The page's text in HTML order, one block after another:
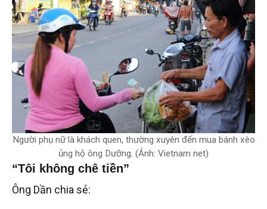
Người phụ nữ là khách quen, thường xuyên đến mua bánh xèo
ủng hộ ông Dưỡng. (Ảnh: Vietnam net)
“Tôi không chê tiền”
Ông Dần chia sẻ: